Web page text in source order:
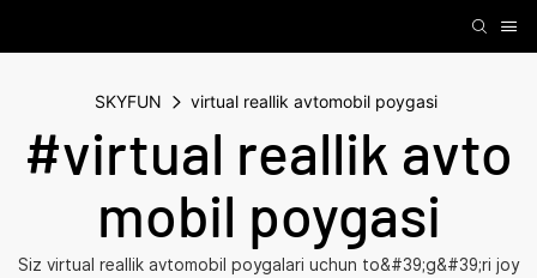
SKYFUN virtual reallik avtomobil poygasi
#virtual reallik avto
mobil poygasi
Siz virtual reallik avtomobil poygalari uchun to&#39;g&#39;ri joy